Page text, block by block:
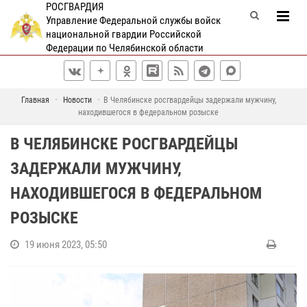
РОСГВАРДИЯ
Управление Федеральной службы войск
национальной гвардии Российской
Федерации по Челябинской области
Главная Новости
В Челябинске росгвардейцы задержали мужчину,
находившегося в федеральном розыске
В ЧЕЛЯБИНСКЕ РОСГВАРДЕЙЦЫ
ЗАДЕРЖАЛИ МУЖЧИНУ,
НАХОДИВШЕГОСЯ В ФЕДЕРАЛЬНОМ
РОЗЫСКЕ
19 июня 2023, 05:50